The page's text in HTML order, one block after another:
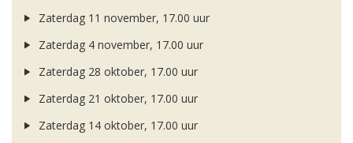
Zaterdag 11 november, 17.00 uur
Zaterdag 4 november, 17.00 uur
Zaterdag 28 oktober, 17.00 uur
Zaterdag 21 oktober, 17.00 uur
Zaterdag 14 oktober, 17.00 uur